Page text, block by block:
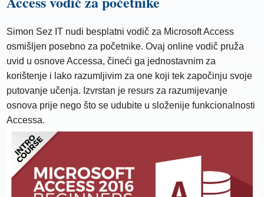
Simon Sez IT nudi besplatni vodič za Microsoft Access
osmišljen posebno za početnike. Ovaj online vodič pruža
uvid u osnove Accessa, čineći ga jednostavnim za
korištenje i lako razumljivim za one koji tek započinju svoje
putovanje učenja. Izvrstan je resurs za razumijevanje
osnova prije nego što se udubite u složenije funkcionalnosti
Accessa.